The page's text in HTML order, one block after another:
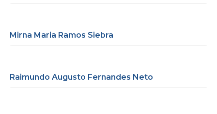
Mirna Maria Ramos Siebra
Raimundo Augusto Fernandes Neto